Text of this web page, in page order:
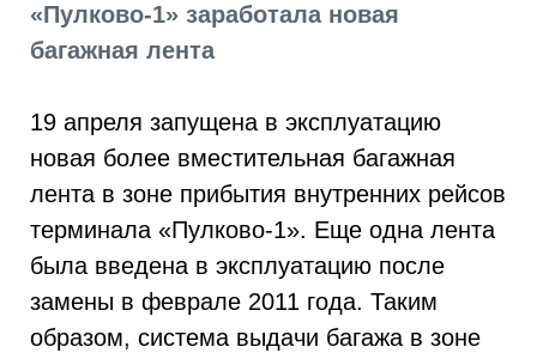
«Пулково-1» заработала новая
багажная лента
19 апреля запущена в эксплуатацию
новая более вместительная багажная
лента в зоне прибытия внутренних рейсов
терминала «Пулково-1». Еще одна лента
была введена в эксплуатацию после
замены в феврале 2011 года. Таким
образом, система выдачи багажа в зоне